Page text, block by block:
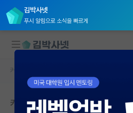
김박사넷
푸시 알림으로 소식을 빠르게
대학원생 모집
국내대학원 정보
커뮤니티 홈
카이스트 박사 졸업 후 기업체취직